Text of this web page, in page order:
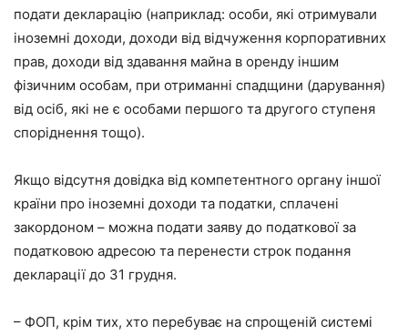
подати декларацію (наприклад: особи, які отримували
іноземні доходи, доходи від відчуження корпоративних
прав, доходи від здавання майна в оренду іншим
фізичним особам, при отриманні спадщини (дарування)
від осіб, які не є особами першого та другого ступеня
споріднення тощо).
Якщо відсутня довідка від компетентного органу іншої
країни про іноземні доходи та податки, сплачені
закордоном – можна подати заяву до податкової за
податковою адресою та перенести строк подання
декларації до 31 грудня.
– ФОП, крім тих, хто перебуває на спрощеній системі